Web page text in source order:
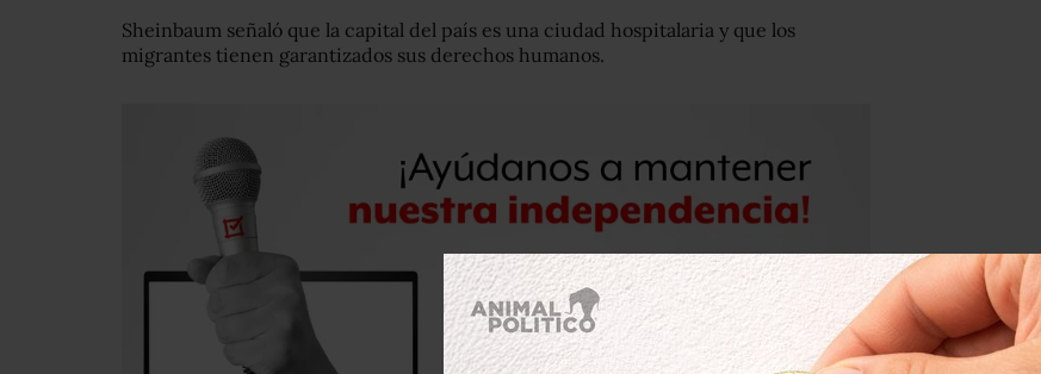
Sheinbaum señaló que la capital del país es una ciudad hospitalaria y que los
migrantes tienen garantizados sus derechos humanos.